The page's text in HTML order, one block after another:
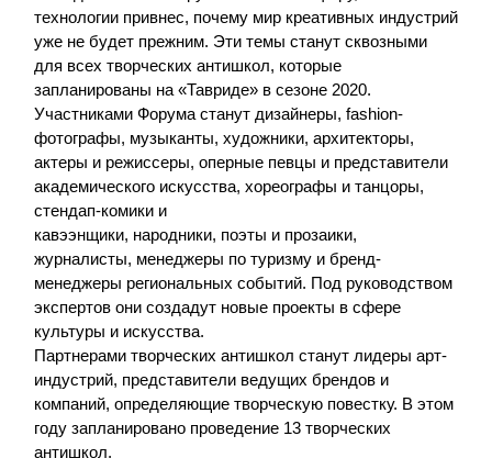
технологии привнес, почему мир креативных индустрий
уже не будет прежним. Эти темы станут сквозными
для всех творческих антишкол, которые
запланированы на «Тавриде» в сезоне 2020.
Участниками Форума станут дизайнеры, fashion-
фотографы, музыканты, художники, архитекторы,
актеры и режиссеры, оперные певцы и представители
академического искусства, хореографы и танцоры,
стендап-комики и
кавээнщики, народники, поэты и прозаики,
журналисты, менеджеры по туризму и бренд-
менеджеры региональных событий. Под руководством
экспертов они создадут новые проекты в сфере
культуры и искусства.
Партнерами творческих антишкол станут лидеры арт-
индустрий, представители ведущих брендов и
компаний, определяющие творческую повестку. В этом
году запланировано проведение 13 творческих
антишкол.